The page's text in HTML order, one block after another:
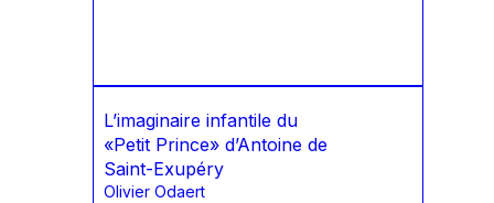
L’imaginaire infantile du
«Petit Prince» d’Antoine de
Saint-Exupéry
Olivier Odaert